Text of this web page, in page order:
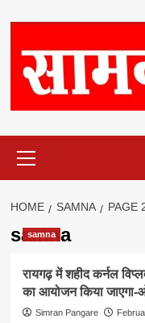
Menu
HOME SAMNA PAGE
samna
samna
रायगढ़ में शहीद कर्नल
का आयोजन किया जाएगा-
Simran Pangare